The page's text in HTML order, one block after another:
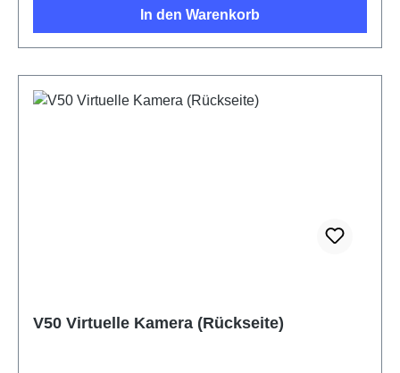
In den Warenkorb
V50 Virtuelle Kamera (Rückseite)